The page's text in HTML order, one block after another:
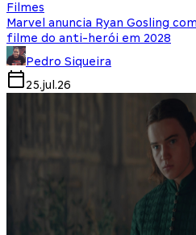
Filmes
Marvel anuncia Ryan Gosling
filme do anti-herói em 2028
Pedro Siqueira
25.jul.26